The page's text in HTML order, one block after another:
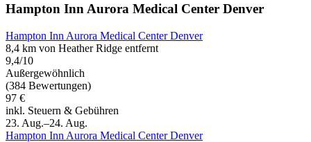
Hampton Inn Aurora Medical Center Denver
Hampton Inn Aurora Medical Center Denver
8,4 km von Heather Ridge entfernt
9,4/10
Außergewöhnlich
(384 Bewertungen)
97 €
inkl. Steuern & Gebühren
23. Aug.–24. Aug.
Hampton Inn Aurora Medical Center Denver